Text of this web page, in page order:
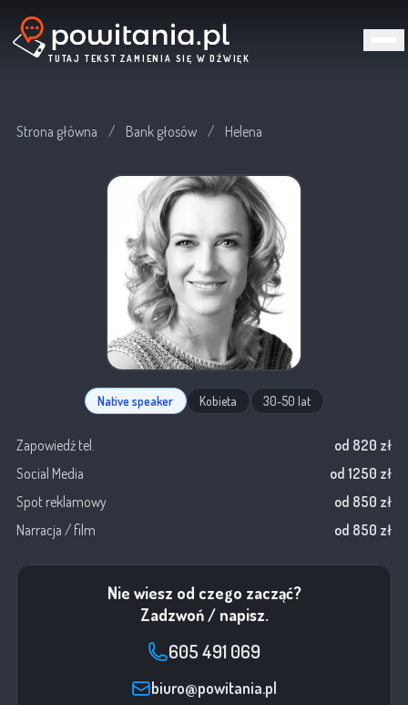
TUTAJ TEKST ZAMIENIA SIĘ W DŹWIĘK
Strona główna / Bank głosów / Helena
Native speaker Kobieta 30-50 lat
Zapowiedź tel.
od 820 zł
Social Media
od 1250 zł
Spot reklamowy
od 850 zł
Narracja / film
od 850 zł
Nie wiesz od czego zacząć?
Zadzwoń / napisz.
605 491 069
biuro@powitania.pl